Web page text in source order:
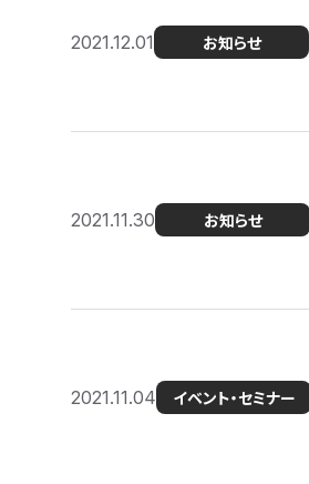
2021.12.01 お知らせ
2021.11.30 お知らせ
2021.11.04 イベント・セミナー